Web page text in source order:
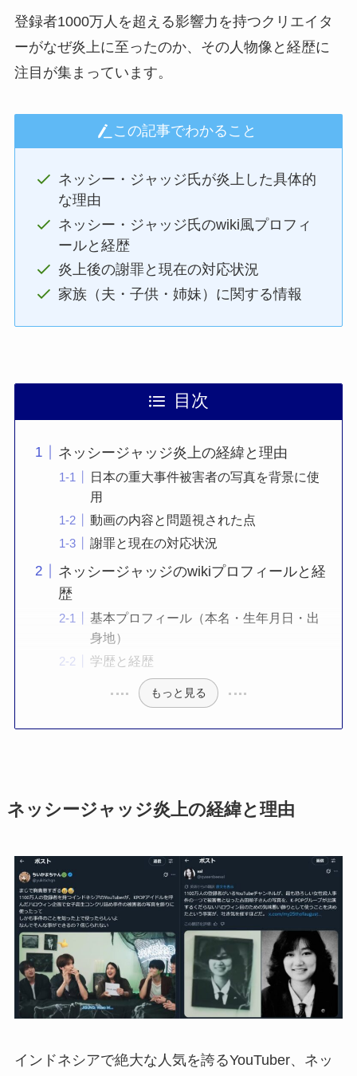
登録者1000万人を超える影響力を持つクリエイタ
ーがなぜ炎上に至ったのか、その人物像と経歴に
注目が集まっています。
この記事でわかること
ネッシー・ジャッジ氏が炎上した具体的
な理由
ネッシー・ジャッジ氏のwiki風プロフィ
ールと経歴
炎上後の謝罪と現在の対応状況
家族（夫・子供・姉妹）に関する情報
目次
ネッシージャッジ炎上の経緯と理由
日本の重大事件被害者の写真を背景に使
用
動画の内容と問題視された点
謝罪と現在の対応状況
ネッシージャッジのwikiプロフィールと経
歴
基本プロフィール（本名・生年月日・出
身地）
学歴と経歴
もっと見る
ネッシージャッジ炎上の経緯と理由
インドネシアで絶大な人気を誇るYouTuber、ネッ